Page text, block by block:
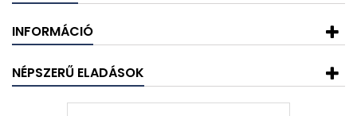
INFORMÁCIÓ
NÉPSZERŰ ELADÁSOK